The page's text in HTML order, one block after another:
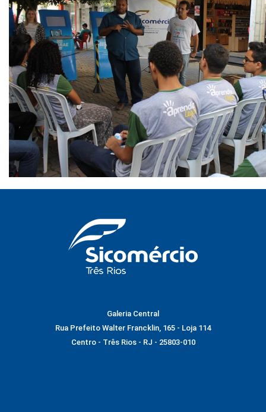
Galeria Central
Rua Prefeito Walter Francklin, 165 - Loja 114
Centro - Três Rios - RJ - 25803-010